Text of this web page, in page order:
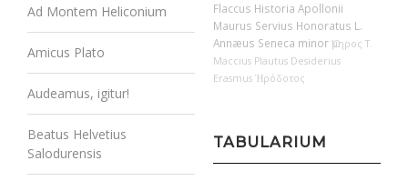
Ad Montem Heliconium
Amicus Plato
Audeamus, igitur!
Beatus Helvetius
Salodurensis
Flaccus Historia Apollonii
Maurus Servius Honoratus L.
Annæus Seneca minor Ὅμηρος T.
Maccius Plautus Desiderius
Erasmus Ἡρόδοτος
TABULARIUM